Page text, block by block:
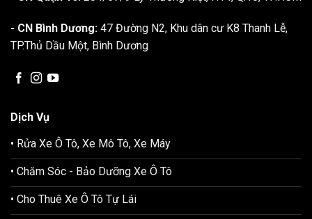
- CN Bình Dương: 47 Đường N2, Khu dân cư K8 Thanh Lễ,
TP.Thủ Dầu Một, Bình Dương
Dịch Vụ
• Rửa Xe Ô Tô, Xe Mô Tô, Xe Máy
• Chăm Sóc - Bảo Dưỡng Xe Ô Tô
• Cho Thuê Xe Ô Tô Tự Lái